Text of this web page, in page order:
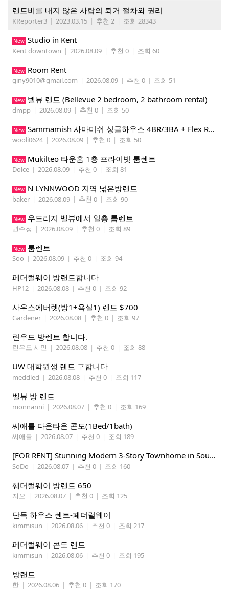
렌트비를 내지 않은 사람의 퇴거 절차와 권리
KReporter3 | 2023.03.15 | 추천 2 | 조회 28343
New Studio in Kent
Kent downtown | 2026.08.09 | 추천 0 | 조회 60
New Room Rent
giny9010@gmail.com | 2026.08.09 | 추천 0 | 조회 51
New 벨뷰 렌트 (Bellevue 2 bedroom, 2 bathroom rental)
dmpp | 2026.08.09 | 추천 0 | 조회 50
New Sammamish 사마미쉬 싱글하우스 4BR/3BA + Flex Room 렌트
wooli0624 | 2026.08.09 | 추천 0 | 조회 50
New Mukilteo 타운홈 1층 프라이빗 룸렌트
Dolce | 2026.08.09 | 추천 0 | 조회 81
New N LYNNWOOD 지역 넓은방렌트
baker | 2026.08.09 | 추천 0 | 조회 90
New 우드리지 벨뷰에서 일층 룸렌트
권수정 | 2026.08.09 | 추천 0 | 조회 89
New 룸렌트
Soo | 2026.08.09 | 추천 0 | 조회 94
페더럴웨이 방랜트합니다
HP12 | 2026.08.08 | 추천 0 | 조회 92
사우스에버렛(방1+욕실1) 렌트 $700
Gardener | 2026.08.08 | 추천 0 | 조회 97
린우드 방렌트 합니다.
린우드 시민 | 2026.08.08 | 추천 0 | 조회 88
UW 대학원생 렌트 구합니다
meddled | 2026.08.08 | 추천 0 | 조회 117
벨뷰 방 렌트
monnanni | 2026.08.07 | 추천 0 | 조회 169
씨애틀 다운타운 콘도(1Bed/1bath)
씨애틀 | 2026.08.07 | 추천 0 | 조회 189
​[FOR RENT] Stunning Modern 3-Story Townhome in South Park - Perfect for Tech Pros & Students!
SoDo | 2026.08.07 | 추천 0 | 조회 160
훼더럴웨이 방렌트 650
지오 | 2026.08.07 | 추천 0 | 조회 125
단독 하우스 렌트-페더럴웨이
kimmisun | 2026.08.06 | 추천 0 | 조회 217
페더럴웨이 콘도 렌트
kimmisun | 2026.08.06 | 추천 0 | 조회 195
방랜트
한 | 2026.08.06 | 추천 0 | 조회 170